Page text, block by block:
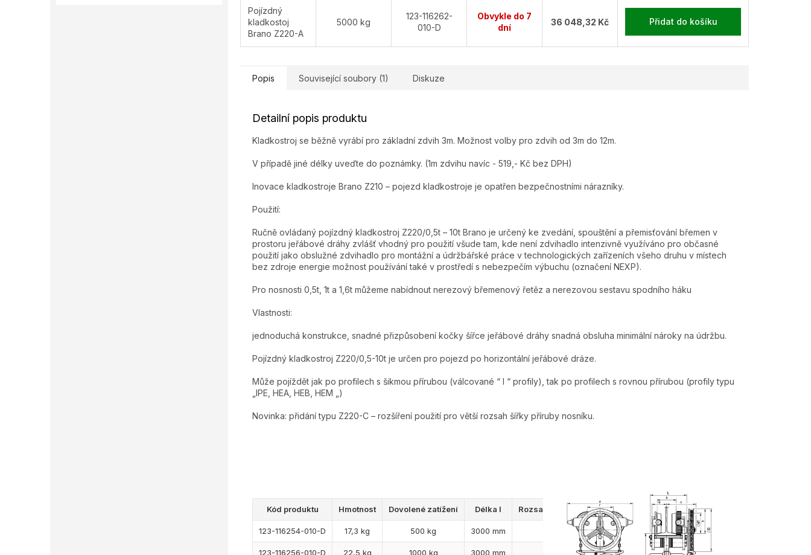
Pojízdný
kladkostoj
Brano Z220-A
5000 kg
123-116262-
010-D
Obvykle do 7
dní
36 048,32 Kč Přidat do košíku
Popis Související soubory (1) Diskuze
Detailní popis produktu
Kladkostroj se běžně vyrábí pro základní zdvih 3m. Možnost volby pro zdvih od 3m do 12m.
V případě jiné délky uveďte do poznámky. (1m zdvihu navíc - 519,- Kč bez DPH)
Inovace kladkostroje Brano Z210 – pojezd kladkostroje je opatřen bezpečnostními nárazníky.
Použití:
Ručně ovládaný pojízdný kladkostroj Z220/0,5t – 10t Brano je určený ke zvedání, spouštění a přemisťování břemen v
prostoru jeřábové dráhy zvlášť vhodný pro použití všude tam, kde není zdvihadlo intenzivně využíváno pro občasné
použití jako obslužné zdvihadlo pro montážní a údržbářské práce v technologických zařízeních všeho druhu v místech
bez zdroje energie možnost používání také v prostředí s nebezpečím výbuchu (označení NEXP).
Pro nosnosti 0,5t, 1t a 1,6t můžeme nabídnout nerezový břemenový řetěz a nerezovou sestavu spodního háku
Vlastnosti:
jednoduchá konstrukce, snadné přizpůsobení kočky šířce jeřábové dráhy snadná obsluha minimální nároky na údržbu.
Pojízdný kladkostroj Z220/0,5-10t je určen pro pojezd po horizontální jeřábové dráze.
Může pojíždět jak po profilech s šikmou přírubou (válcované “ I “ profily), tak po profilech s rovnou přírubou (profily typu
„IPE, HEA, HEB, HEM „)
Novinka: přidání typu Z220-C – rozšíření použití pro větší rozsah šířky příruby nosníku.
Kód produktu Hmotnost Dovolené zatížení Délka l Rozsah šířky příruby nosníku
123-116254-010-D 17,3 kg 500 kg 3000 mm 58 - 113 mm
123-116256-010-D 22,5 kg 1000 kg 3000 mm 58 - 113 mm